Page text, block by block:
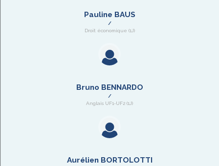
Pauline BAUS
Droit économique (1J)
Bruno BENNARDO
Anglais UF1-UF2 (1J)
Aurélien BORTOLOTTI